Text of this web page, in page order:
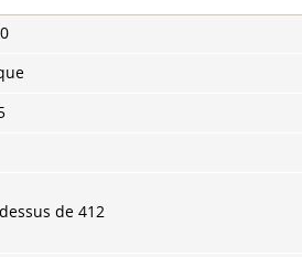
de 412